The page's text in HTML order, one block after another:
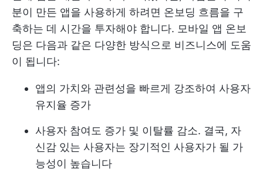
분이 만든 앱을 사용하게 하려면 온보딩 흐름을 구
축하는 데 시간을 투자해야 합니다. 모바일 앱 온보
딩은 다음과 같은 다양한 방식으로 비즈니스에 도움
이 됩니다:
앱의 가치와 관련성을 빠르게 강조하여 사용자
유지율 증가
사용자 참여도 증가 및 이탈률 감소. 결국, 자
신감 있는 사용자는 장기적인 사용자가 될 가
능성이 높습니다